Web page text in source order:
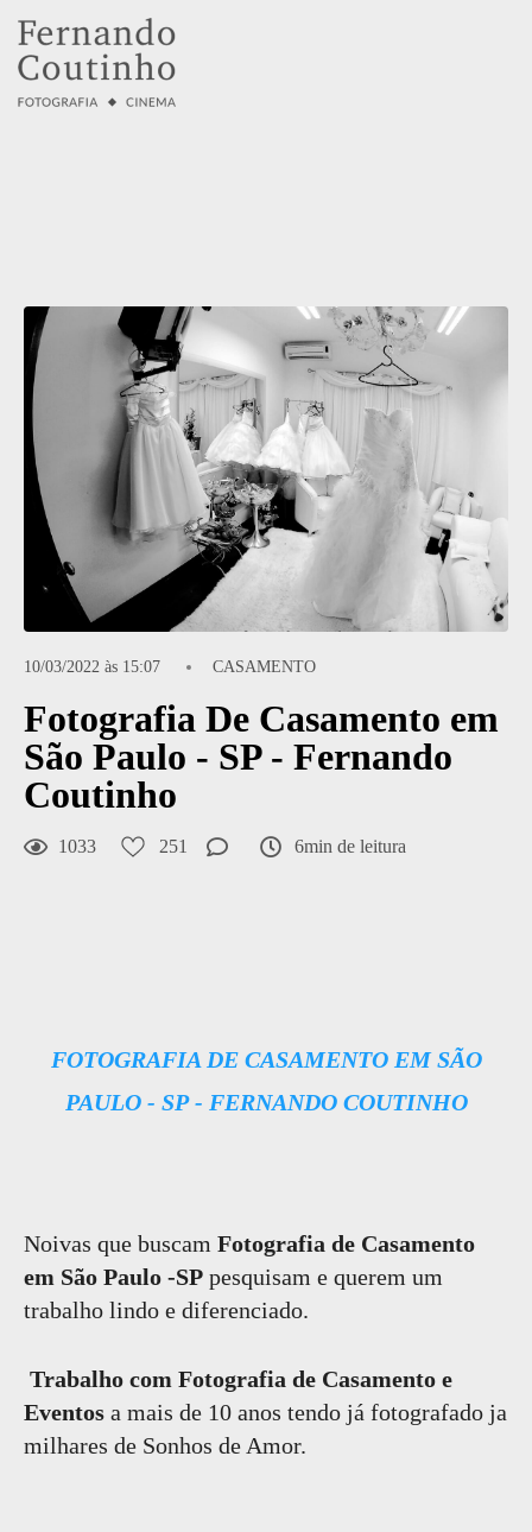
10/03/2022 às 15:07 CASAMENTO
Fotografia De Casamento em
São Paulo - SP - Fernando
Coutinho
1033 251 6min de leitura
FOTOGRAFIA DE CASAMENTO EM SÃO
PAULO - SP - FERNANDO COUTINHO
Noivas que buscam Fotografia de Casamento
em São Paulo -SP pesquisam e querem um
trabalho lindo e diferenciado.
Trabalho com Fotografia de Casamento e
Eventos a mais de 10 anos tendo já fotografado ja
milhares de Sonhos de Amor.